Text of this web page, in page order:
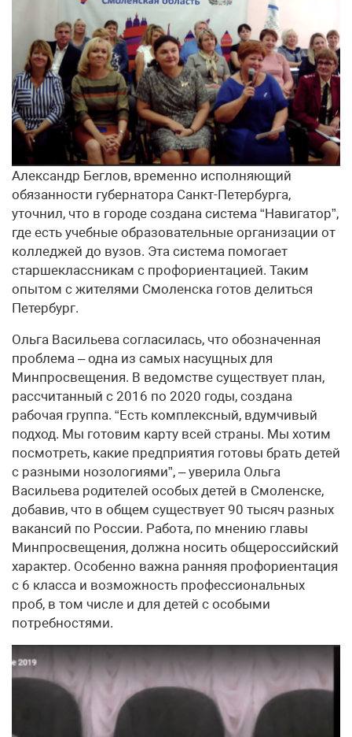
Александр Беглов, временно исполняющий
обязанности губернатора Санкт-Петербурга,
уточнил, что в городе создана система “Навигатор”,
где есть учебные образовательные организации от
колледжей до вузов. Эта система помогает
старшеклассникам с профориентацией. Таким
опытом с жителями Смоленска готов делиться
Петербург.
Ольга Васильева согласилась, что обозначенная
проблема – одна из самых насущных для
Минпросвещения. В ведомстве существует план,
рассчитанный с 2016 по 2020 годы, создана
рабочая группа. “Есть комплексный, вдумчивый
подход. Мы готовим карту всей страны. Мы хотим
посмотреть, какие предприятия готовы брать детей
с разными нозологиями”, – уверила Ольга
Васильева родителей особых детей в Смоленске,
добавив, что в общем существует 90 тысяч разных
вакансий по России. Работа, по мнению главы
Минпросвещения, должна носить общероссийский
характер. Особенно важна ранняя профориентация
с 6 класса и возможность профессиональных
проб, в том числе и для детей с особыми
потребностями.